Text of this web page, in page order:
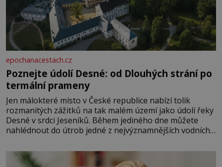
epochanacestach.cz
Poznejte údolí Desné: od Dlouhých strání po
termální prameny
Jen málokteré místo v České republice nabízí tolik
rozmanitých zážitků na tak malém území jako údolí řeky
Desné v srdci Jeseníků. Během jediného dne můžete
nahlédnout do útrob jedné z nejvýznamnějších vodních
se na koloběžce a den zakončit poznáváním památek ve
Velkých Losinách nebo v termálním